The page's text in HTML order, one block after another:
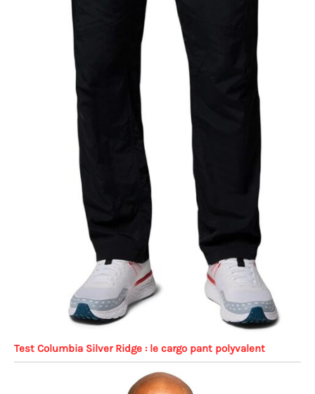
Test Columbia Silver Ridge : le cargo pant polyvalent